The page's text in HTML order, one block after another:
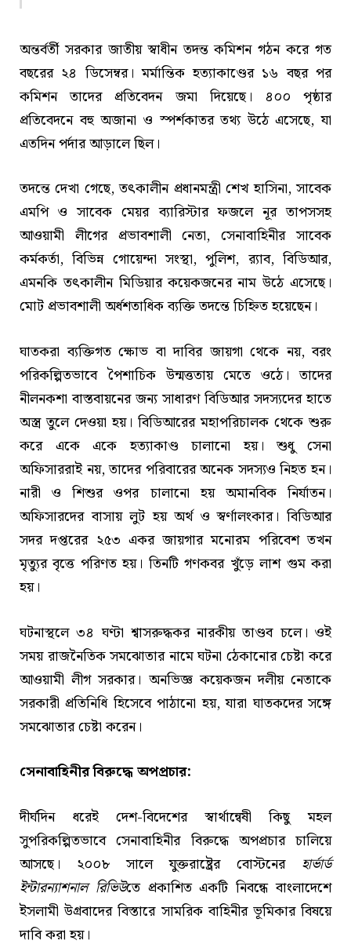
অন্তর্বর্তী সরকার জাতীয় স্বাধীন তদন্ত কমিশন গঠন করে গত
বছরের ২৪ ডিসেম্বর। মর্মান্তিক হত্যাকাণ্ডের ১৬ বছর পর
কমিশন তাদের প্রতিবেদন জমা দিয়েছে। ৪০০ পৃষ্ঠার
প্রতিবেদনে বহু অজানা ও স্পর্শকাতর তথ্য উঠে এসেছে, যা
এতদিন পর্দার আড়ালে ছিল।
তদন্তে দেখা গেছে, তৎকালীন প্রধানমন্ত্রী শেখ হাসিনা, সাবেক
এমপি ও সাবেক মেয়র ব্যারিস্টার ফজলে নূর তাপসসহ
আওয়ামী লীগের প্রভাবশালী নেতা, সেনাবাহিনীর সাবেক
কর্মকর্তা, বিভিন্ন গোয়েন্দা সংস্থা, পুলিশ, র‌্যাব, বিডিআর,
এমনকি তৎকালীন মিডিয়ার কয়েকজনের নাম উঠে এসেছে।
মোট প্রভাবশালী অর্ধশতাধিক ব্যক্তি তদন্তে চিহ্নিত হয়েছেন।
ঘাতকরা ব্যক্তিগত ক্ষোভ বা দাবির জায়গা থেকে নয়, বরং
পরিকল্পিতভাবে পৈশাচিক উন্মত্ততায় মেতে ওঠে। তাদের
নীলনকশা বাস্তবায়নের জন্য সাধারণ বিডিআর সদস্যদের হাতে
অস্ত্র তুলে দেওয়া হয়। বিডিআরের মহাপরিচালক থেকে শুরু
করে একে একে হত্যাকাণ্ড চালানো হয়। শুধু সেনা
অফিসাররাই নয়, তাদের পরিবারের অনেক সদস্যও নিহত হন।
নারী ও শিশুর ওপর চালানো হয় অমানবিক নির্যাতন।
অফিসারদের বাসায় লুট হয় অর্থ ও স্বর্ণালংকার। বিডিআর
সদর দপ্তরের ২৫৩ একর জায়গার মনোরম পরিবেশ তখন
মৃত্যুর বৃত্তে পরিণত হয়। তিনটি গণকবর খুঁড়ে লাশ গুম করা
হয়।
ঘটনাস্থলে ৩৪ ঘণ্টা শ্বাসরুদ্ধকর নারকীয় তাণ্ডব চলে। ওই
সময় রাজনৈতিক সমঝোতার নামে ঘটনা ঠেকানোর চেষ্টা করে
আওয়ামী লীগ সরকার। অনভিজ্ঞ কয়েকজন দলীয় নেতাকে
সরকারী প্রতিনিধি হিসেবে পাঠানো হয়, যারা ঘাতকদের সঙ্গে
সমঝোতার চেষ্টা করেন।
সেনাবাহিনীর বিরুদ্ধে অপপ্রচার:
দীর্ঘদিন ধরেই দেশ-বিদেশের স্বার্থান্বেষী কিছু মহল
সুপরিকল্পিতভাবে সেনাবাহিনীর বিরুদ্ধে অপপ্রচার চালিয়ে
আসছে। ২০০৮ সালে যুক্তরাষ্ট্রের বোস্টনের হার্ভার্ড
ইন্টারন্যাশনাল রিভিউতে প্রকাশিত একটি নিবন্ধে বাংলাদেশে
ইসলামী উগ্রবাদের বিস্তারে সামরিক বাহিনীর ভূমিকার বিষয়ে
দাবি করা হয়।